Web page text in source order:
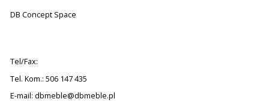
DB Concept Space
Tel/Fax:
Tel. Kom.: 506 147 435
E-mail: dbmeble@dbmeble.pl